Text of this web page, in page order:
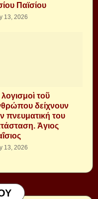
Παϊσίου
13, 2026
λογισμοὶ τοῦ
δείχνουν
πνευματική του
Ἁγιος
13, 2026